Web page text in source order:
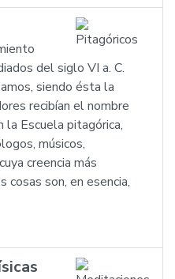
del siglo VI a. C.
siendo ésta la
recibían el nombre
la Escuela pitagórica,
músicos,
creencia más
cosas son, en esencia,